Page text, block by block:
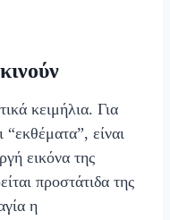
κειμήλια. Για
είναι
εικόνα της
προστάτιδα της
η